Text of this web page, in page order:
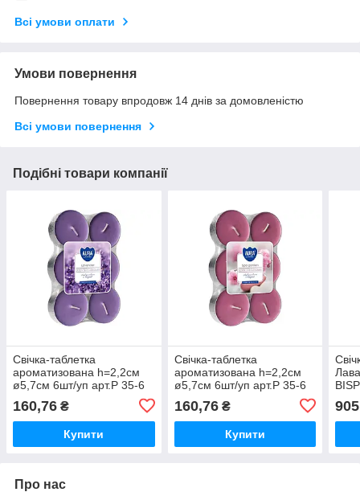
Всі умови оплати
Умови повернення
Повернення товару впродовж 14 днів за домовленістю
Всі умови повернення
Подібні товари компанії
Свічка-таблетка
ароматизована h=2,2см
ø5,7см 6шт/уп арт.Р 35-6
160,76 ₴
Купити
Свічка-таблетка
ароматизована h=2,2см
ø5,7см 6шт/уп арт.Р 35-6
160,76₴
Купити
Про нас